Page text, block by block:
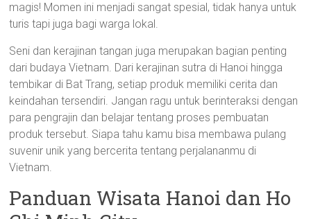
magis! Momen ini menjadi sangat spesial, tidak hanya untuk
turis tapi juga bagi warga lokal.
Seni dan kerajinan tangan juga merupakan bagian penting
dari budaya Vietnam. Dari kerajinan sutra di Hanoi hingga
tembikar di Bat Trang, setiap produk memiliki cerita dan
keindahan tersendiri. Jangan ragu untuk berinteraksi dengan
para pengrajin dan belajar tentang proses pembuatan
produk tersebut. Siapa tahu kamu bisa membawa pulang
suvenir unik yang bercerita tentang perjalananmu di
Vietnam.
Panduan Wisata Hanoi dan Ho